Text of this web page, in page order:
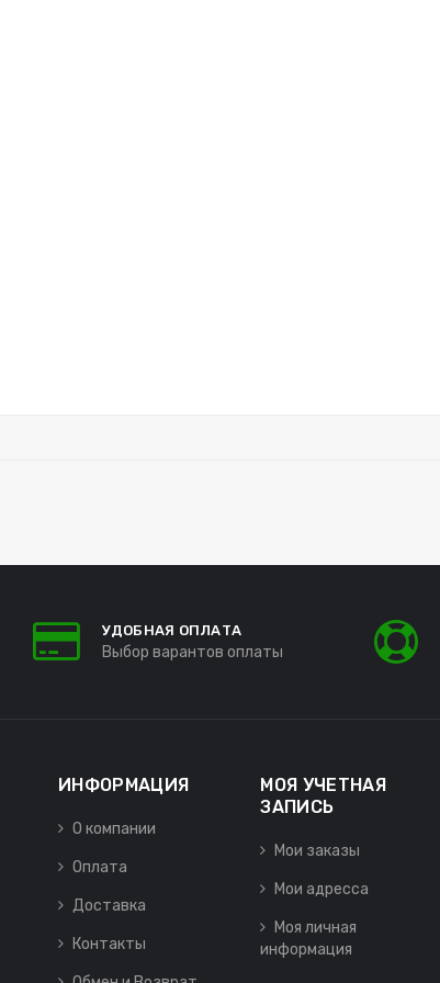
УДОБНАЯ ОПЛАТА
Выбор варантов оплаты
ИНФОРМАЦИЯ
О компании
Оплата
Доставка
Контакты
МОЯ УЧЕТНАЯ
ЗАПИСЬ
Мои заказы
Мои адресса
Моя личная
информация